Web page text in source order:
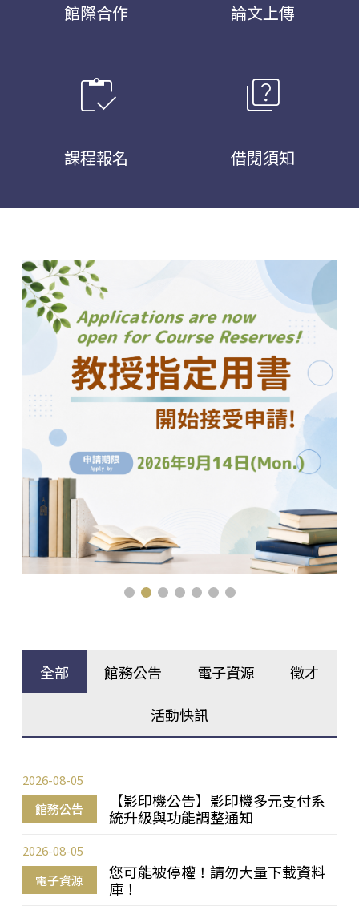
館際合作 論文上傳
inventory
課程報名
quiz
借閱須知
全部 館務公告 電子資源 徵才
活動快訊
館務公告
【影印機公告】影印機多元支付系
統升級與功能調整通知
2026-08-05
電子資源
您可能被停權！請勿大量下載資料
庫！
2026-08-05